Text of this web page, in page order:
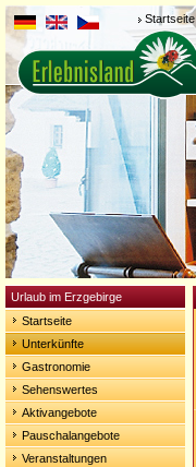
Startseite
Urlaub im Erzgebirge
Startseite
Unterkünfte
Gastronomie
Sehenswertes
Aktivangebote
Pauschalangebote
Veranstaltungen